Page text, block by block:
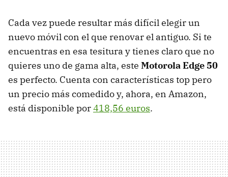
Cada vez puede resultar más difícil elegir un
nuevo móvil con el que renovar el antiguo. Si te
encuentras en esa tesitura y tienes claro que no
quieres uno de gama alta, este Motorola Edge 50
es perfecto. Cuenta con características top pero
un precio más comedido y, ahora, en Amazon,
está disponible por418,56 euros.